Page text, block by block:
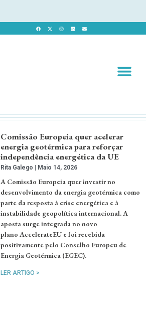
Comissão Europeia quer acelerar
energia geotérmica para reforçar
independência energética da UE
Rita Galego Maio 14, 2026
A Comissão Europeia quer investir no
desenvolvimento da energia geotérmica como
parte da resposta à crise energética e à
instabilidade geopolítica internacional. A
aposta surge integrada no novo
plano AccelerateEU e foi recebida
positivamente pelo Conselho Europeu de
Energia Geotérmica (EGEC).
LER ARTIGO >